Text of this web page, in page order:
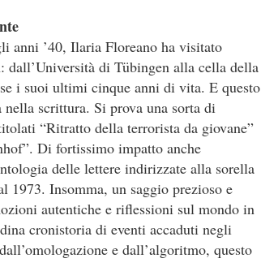
anni ’40, Ilaria Floreano ha visitato
di Tübingen alla cella della
i suoi ultimi cinque anni di vita. E questo
scrittura. Si prova una sorta di
“Ritratto della terrorista da giovane”
Di fortissimo impatto anche
delle lettere indirizzate alla sorella
1973. Insomma, un saggio prezioso e
autentiche e riflessioni sul mondo in
cronistoria di eventi accaduti negli
e dall’algoritmo, questo